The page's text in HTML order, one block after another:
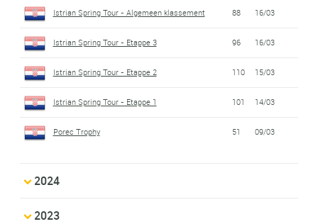
Istrian Spring Tour - Algemeen klassement 88 16/03
Istrian Spring Tour - Etappe 3 96 16/03
Istrian Spring Tour - Etappe 2 110 15/03
Istrian Spring Tour - Etappe 1 101 14/03
Porec Trophy 51 09/03
2024
2023